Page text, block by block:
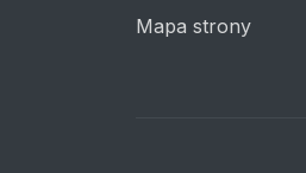
Mapa strony